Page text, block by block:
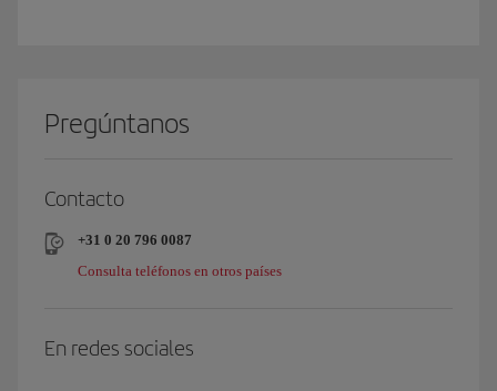
Pregúntanos
Contacto
+31 0 20 796 0087
Consulta teléfonos en otros países
En redes sociales